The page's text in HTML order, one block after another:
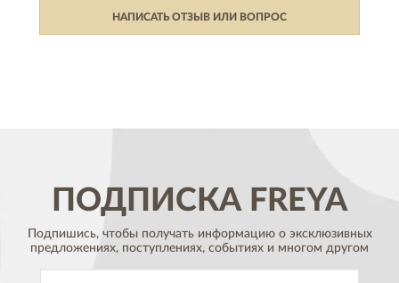
НАПИСАТЬ ОТЗЫВ ИЛИ ВОПРОС
ПОДПИСКАFREYA
Подпишись, чтобы получать информацию о эксклюзивных
предложениях, поступлениях, событиях и многом другом